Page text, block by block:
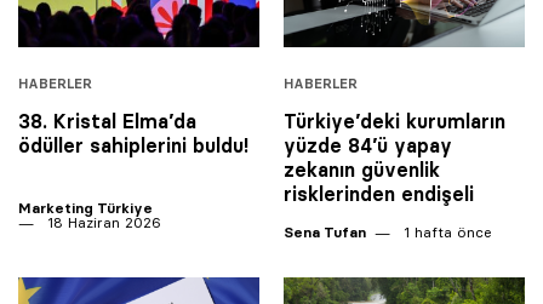
HABERLER
38. Kristal Elma’da
ödüller sahiplerini buldu!
Marketing Türkiye
18 Haziran 2026
HABERLER
Türkiye’deki kurumların
yüzde 84’ü yapay
zekanın güvenlik
risklerinden endişeli
Sena Tufan 1 hafta önce